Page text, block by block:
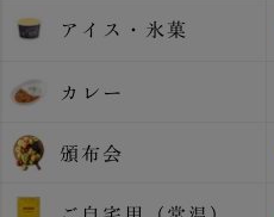
アイス・氷菓
カレー
頒布会